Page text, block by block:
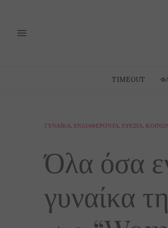
TIMEOUT
ΓΥΝΑΊΚΑ, ΕΝΔΙΑΦΈΡΟΝΤΑ, ΕΥΕΞΊΑ,
Όλα όσα
γυναίκα